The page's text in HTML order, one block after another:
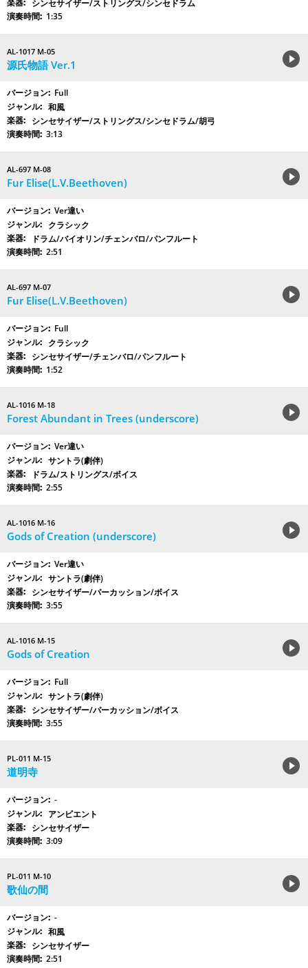
シンセサイザー/ストリングス/シンセドラム
1:35
AL-1017 M-05
源氏物語 Ver.1
Full
和風
シンセサイザー/ストリングス/シンセドラム/胡弓
3:13
AL-697 M-08
Fur Elise(L.V.Beethoven)
Ver違い
クラシック
ドラム/バイオリン/チェンバロ/パンフルート
2:51
AL-697 M-07
Fur Elise(L.V.Beethoven)
Full
クラシック
シンセサイザー/チェンバロ/パンフルート
1:52
AL-1016 M-18
Forest Abundant in Trees (underscore)
Ver違い
サントラ(劇伴)
ドラム/ストリングス/ボイス
2:55
AL-1016 M-16
Gods of Creation (underscore)
Ver違い
サントラ(劇伴)
シンセサイザー/パーカッション/ボイス
3:55
AL-1016 M-15
Gods of Creation
Full
サントラ(劇伴)
シンセサイザー/パーカッション/ボイス
3:55
PL-011 M-15
道明寺
-
アンビエント
シンセサイザー
3:09
PL-011 M-10
歌仙の間
-
和風
シンセサイザー
2:51